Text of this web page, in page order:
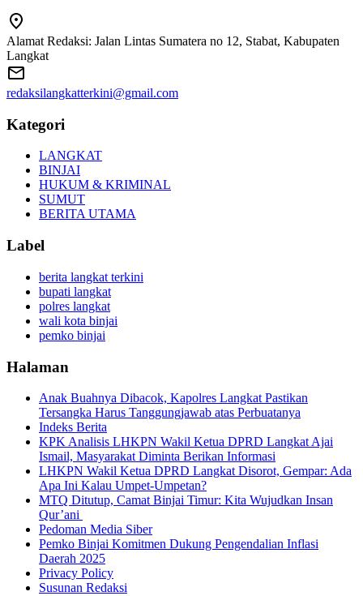
Alamat Redaksi: Jalan Lintas Sumatera no 12, Stabat, Kabupaten
Langkat
redaksilangkatterkini@gmail.com
Kategori
LANGKAT
BINJAI
HUKUM & KRIMINAL
SUMUT
BERITA UTAMA
Label
berita langkat terkini
bupati langkat
polres langkat
wali kota binjai
pemko binjai
Halaman
Anak Buahnya Dibacok, Kapolres Langkat Pastikan
Tersangka Harus Tanggungjawab atas Perbuatanya
Indeks Berita
KPK Analisis LHKPN Wakil Ketua DPRD Langkat Ajai
Ismail, Masyarakat Diminta Berikan Informasi
LHKPN Wakil Ketua DPRD Langkat Disorot, Gempar: Ada
Apa Ini Kalau Umpet-Umpetan?
MTQ Ditutup, Camat Binjai Timur: Kita Wujudkan Insan
Qur’ani
Pedoman Media Siber
Pemko Binjai Komitmen Dukung Pengendalian Inflasi
Daerah 2025
Privacy Policy
Susunan Redaksi